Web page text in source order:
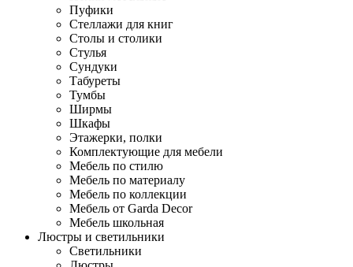
Пуфики
Стеллажи для книг
Столы и столики
Стулья
Сундуки
Табуреты
Тумбы
Ширмы
Шкафы
Этажерки, полки
Комплектующие для мебели
Мебель по стилю
Мебель по материалу
Мебель по коллекции
Мебель от Garda Decor
Мебель школьная
Люстры и светильники
Светильники